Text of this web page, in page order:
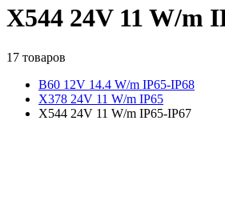
X544 24V 11 W/m
17 товаров
B60 12V 14.4 W/m IP65-IP68
X378 24V 11 W/m IP65
X544 24V 11 W/m IP65-IP67